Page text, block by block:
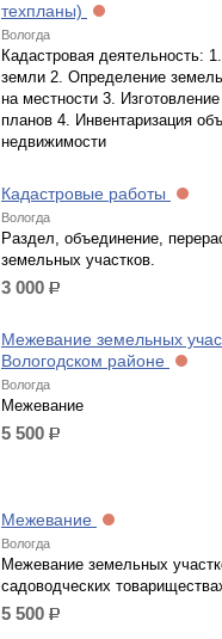
техпланы)
Вологда
Кадастровая деятельность:
земли 2. Определение
на местности 3.
планов 4. Инвентаризация
недвижимости
Кадастровые работы
Вологда
Раздел, объединение,
земельных участков.
3 000 р.
Межевание земельных
Вологодском районе
Вологда
Межевание
5 500 р.
Межевание
Вологда
Межевание земельных
садоводческих
5 500 р.